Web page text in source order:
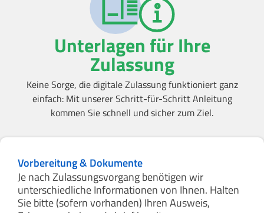
Unterlagen für Ihre
Zulassung
Keine Sorge, die digitale Zulassung funktioniert ganz
einfach: Mit unserer Schritt-für-Schritt Anleitung
kommen Sie schnell und sicher zum Ziel.
Vorbereitung & Dokumente
Je nach Zulassungsvorgang benötigen wir
unterschiedliche Informationen von Ihnen. Halten
Sie bitte (sofern vorhanden) Ihren Ausweis,